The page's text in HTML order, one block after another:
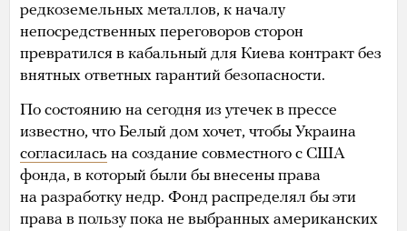
редкоземельных металлов, к началу
непосредственных переговоров сторон
превратился в кабальный для Киева контракт без
внятных ответных гарантий безопасности.
По состоянию на сегодня из утечек в прессе
известно, что Белый дом хочет, чтобы Украина
согласилась на создание совместного с США
фонда, в который были бы внесены права
на разработку недр. Фонд распределял бы эти
права в пользу пока не выбранных американских